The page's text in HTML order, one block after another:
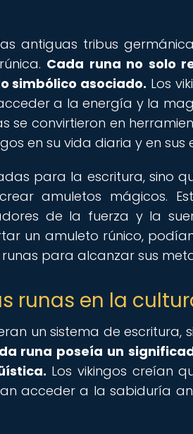
antiguas tribus
Cada runa no solo
simbólico asociado. Los
a la energía y la
se convirtieron en
en su vida diaria y en sus
para la escritura, sino
amuletos mágicos.
de la fuerza y la
un amuleto rúnico,
para alcanzar sus
runas en la
un sistema de escritura,
runa poseía un
Los vikingos creían
acceder a la sabiduría